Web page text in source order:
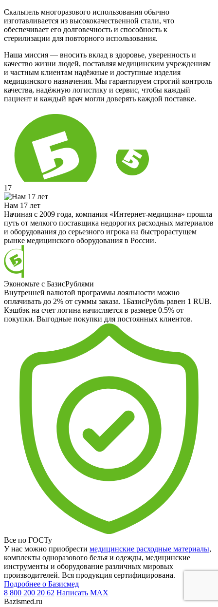
Скальпель многоразового использования обычно
изготавливается из высококачественной стали, что
обеспечивает его долговечность и способность к
стерилизации для повторного использования.
Наша миссия — вносить вклад в здоровье, уверенность и
качество жизни людей, поставляя медицинским учреждениям
и частным клиентам надёжные и доступные изделия
медицинского назначения. Мы гарантируем строгий контроль
качества, надёжную логистику и сервис, чтобы каждый
пациент и каждый врач могли доверять каждой поставке.
17
Нам 17 лет
Начиная с 2009 года, компания «Интернет-медицина» прошла
путь от мелкого поставщика недорогих расходных материалов
и оборудования до серьезного игрока на быстрорастущем
рынке медицинского оборудования в России.
Экономьте с БазисРублями
Внутренней валютой программы лояльности можно
оплачивать до 2% от суммы заказа. 1БазисРубль равен 1 RUB.
Кэшбэк на счет логина начисляется в размере 0.5% от
покупки. Выгодные покупки для постоянных клиентов.
Все по ГОСТу
У нас можно приобрести медицинские расходные материалы,
комплекты одноразового белья и одежды, медицинские
инструменты и оборудование различных мировых
производителей. Вся продукция сертифицирована.
Подробнее о Базисмед
8 800 200 20 62 Написать MAX
Bazismed.ru